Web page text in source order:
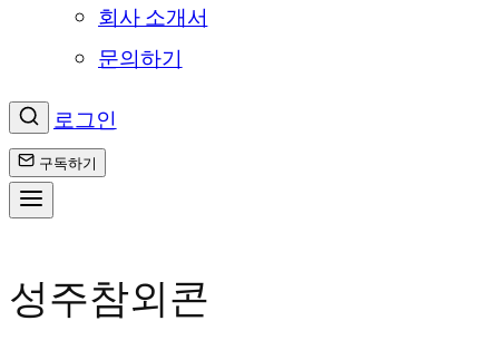
회사 소개서
문의하기
로그인
구독하기
텐
츠
성주참외콘